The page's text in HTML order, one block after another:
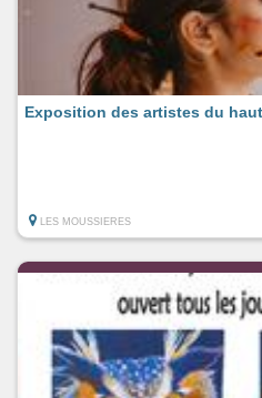
Exposition des artistes du
LES MOUSSIERES